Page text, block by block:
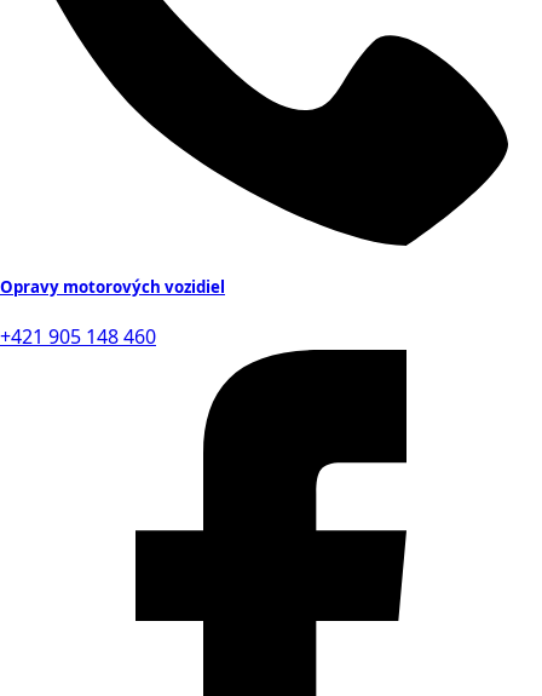
Opravy motorových vozidiel
+421 905 148 460